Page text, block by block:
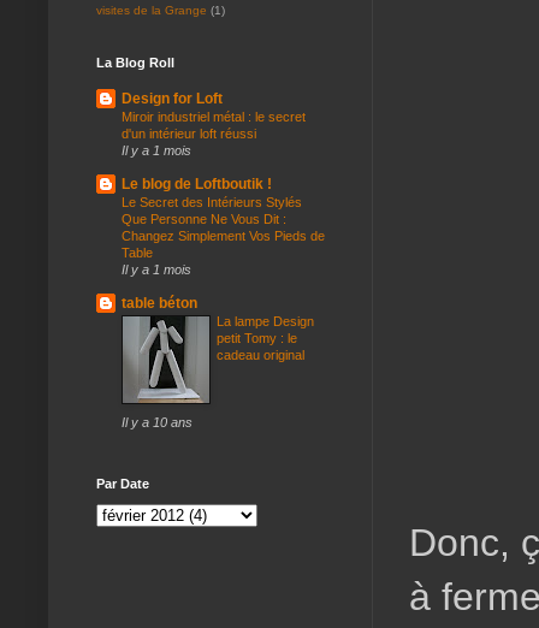
Donc,
à
visites de la Grange (1)
La Blog Roll
Design for Loft
Miroir industriel métal : le secret
d'un intérieur loft réussi
Il y a 1 mois
Le blog de Loftboutik !
Le Secret des Intérieurs Stylés
Que Personne Ne Vous Dit :
Changez Simplement Vos Pieds de
Table
Il y a 1 mois
table béton
La lampe Design
petit Tomy : le
cadeau original
Il y a 10 ans
Par Date